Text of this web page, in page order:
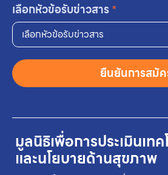
มูลนิธิเพื่อการประเมินเทค
และนโยบายด้านสุขภาพ
เลือกหัวข้อรับข่าวสาร*
เลือกหัวข้อรับข่าวสาร
ยืนยันการสมั